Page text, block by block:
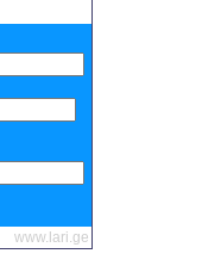
www.lari.ge